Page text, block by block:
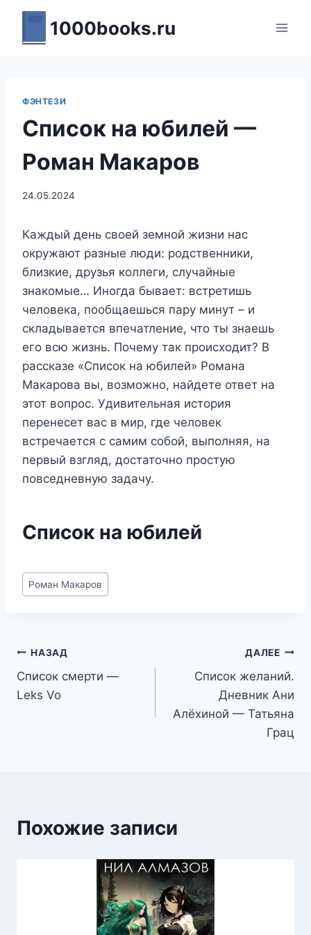
Перейти
содержимому
1000books.ru
ФЭНТЕЗИ
Список на юбилей —
Роман Макаров
24.05.2024
Каждый день своей земной жизни нас
окружают разные люди: родственники,
близкие, друзья коллеги, случайные
знакомые… Иногда бывает: встретишь
человека, пообщаешься пару минут – и
складывается впечатление, что ты знаешь
его всю жизнь. Почему так происходит? В
рассказе «Список на юбилей» Романа
Макарова вы, возможно, найдете ответ на
этот вопрос. Удивительная история
перенесет вас в мир, где человек
встречается с самим собой, выполняя, на
первый взгляд, достаточно простую
повседневную задачу.
Список на юбилей
Метки
записи:
Роман Макаров
Навигация
по
НАЗАД
Список смерти —
Leks Vo
ДАЛЕЕ
Список желаний.
Дневник Ани
Алёхиной — Татьяна
Грац
Похожие записи